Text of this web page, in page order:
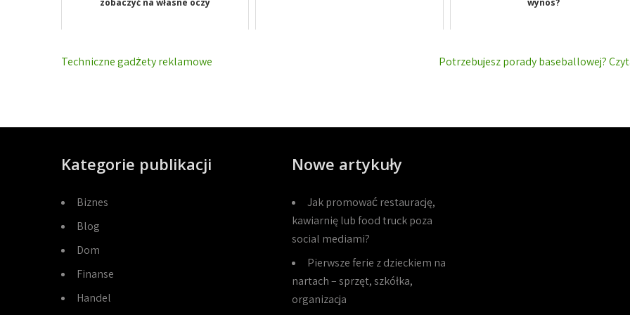
zobaczyć na własne oczy wynos?
Nawigacja
Techniczne gadżety reklamowe Potrzebujesz porady baseballowej?
Kategorie publikacji
Biznes
Blog
Dom
Finanse
Handel
Nowe artykuły
Jak promować restaurację,
kawiarnię lub food truck poza
social mediami?
Pierwsze ferie z dzieckiem na
nartach – sprzęt, szkółka,
organizacja